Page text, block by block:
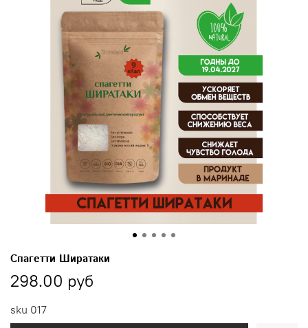
sku 017
Спагетти Ширатаки
298.00 руб